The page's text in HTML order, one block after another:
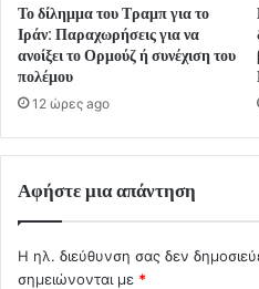
Το δίλημμα του Τραμπ για το
Ιράν: Παραχωρήσεις για να
ανοίξει το Ορμούζ ή συνέχιση του
πολέμου
12 ώρες ago
Αφήστε μια απάντηση
Η ηλ. διεύθυνση σας δεν
σημειώνονται με *